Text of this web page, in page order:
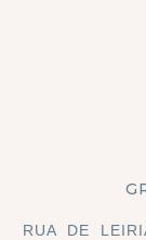
RUA DE